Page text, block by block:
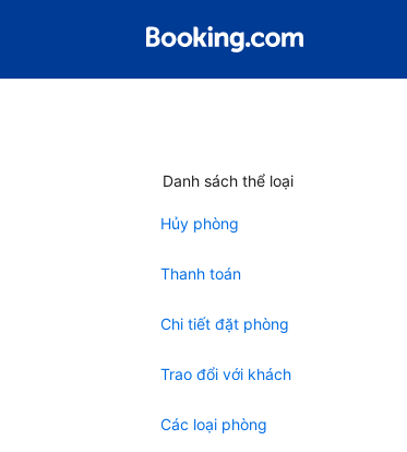
Danh sách thể loại
Hủy phòng
Thanh toán
Chi tiết đặt phòng
Trao đổi với khách
Các loại phòng